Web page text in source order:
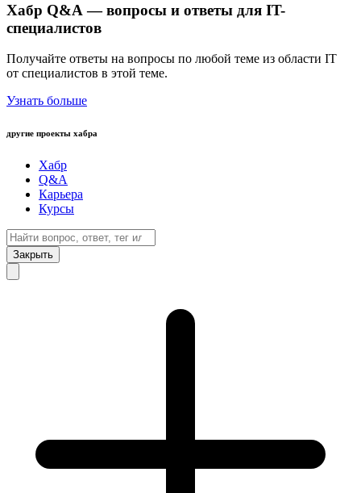
Хабр Q&A — вопросы и ответы для IT-
специалистов
Получайте ответы на вопросы по любой теме из области IT
от специалистов в этой теме.
Узнать больше
другие проекты хабра
Хабр
Q&A
Карьера
Курсы
Закрыть